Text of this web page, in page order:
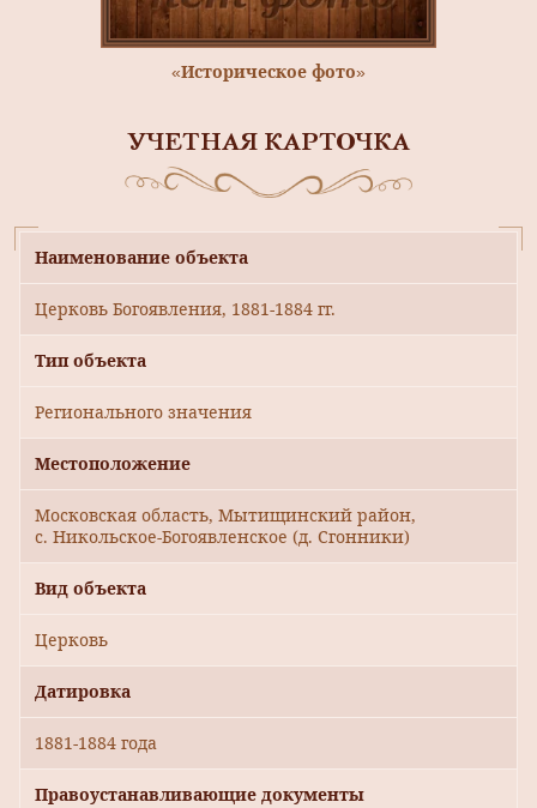
«Историческое фото»
УЧЕТНАЯ КАРТОЧКА
Наименование объекта
Церковь Богоявления, 1881-1884 гг.
Тип объекта
Регионального значения
Местоположение
Московская область, Мытищинский район,
с. Никольское-Богоявленское (д. Сгонники)
Вид объекта
Церковь
Датировка
1881-1884 года
Правоустанавливающие документы